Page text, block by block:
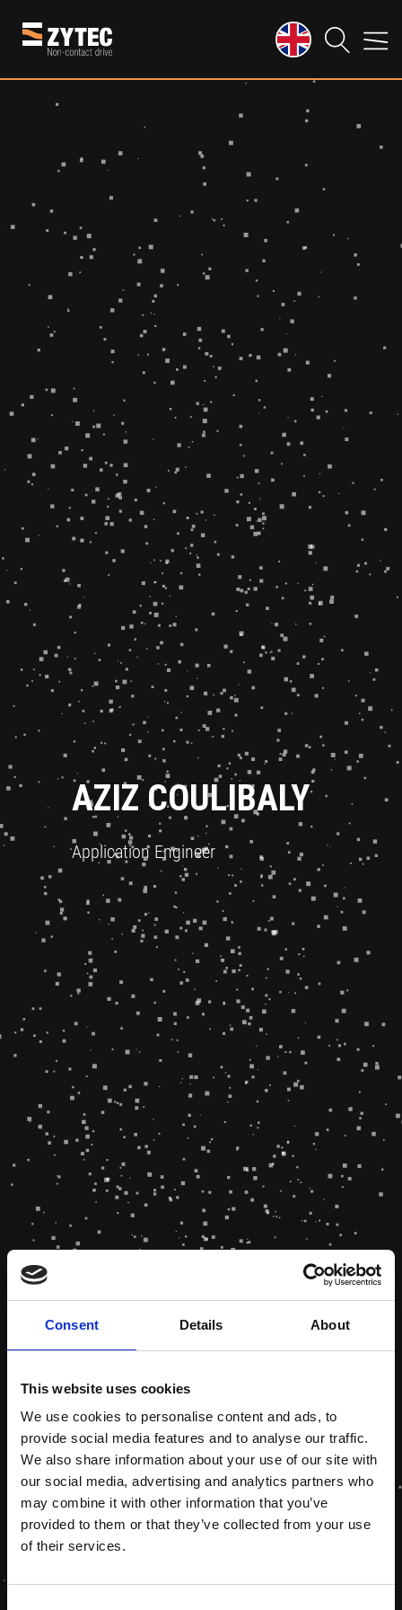
Consent Details About
This website uses cookies
We use cookies to personalise content and ads, to
provide social media features and to analyse our traffic.
We also share information about your use of our site with
our social media, advertising and analytics partners who
may combine it with other information that you’ve
provided to them or that they’ve collected from your use
of their services.
AZIZ COULIBALY
Application Engineer